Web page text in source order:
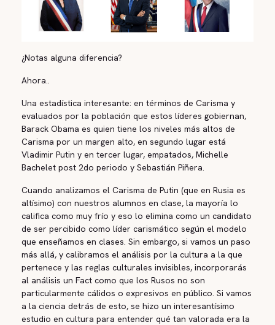
¿Notas alguna diferencia?
Ahora..
Una estadística interesante: en términos de Carisma y
evaluados por la población que estos líderes gobiernan,
Barack Obama es quien tiene los niveles más altos de
Carisma por un margen alto, en segundo lugar está
Vladimir Putin y en tercer lugar, empatados, Michelle
Bachelet post 2do periodo y Sebastián Piñera.
Cuando analizamos el Carisma de Putin (que en Rusia es
altísimo) con nuestros alumnos en clase, la mayoría lo
califica como muy frío y eso lo elimina como un candidato
de ser percibido como líder carismático según el modelo
que enseñamos en clases. Sin embargo, si vamos un paso
más allá, y calibramos el análisis por la cultura a la que
pertenece y las reglas culturales invisibles, incorporarás
al análisis un Fact como que los Rusos no son
particularmente cálidos o expresivos en público. Si vamos
a la ciencia detrás de esto, se hizo un interesantísimo
estudio en cultura para entender qué tan valorada era la